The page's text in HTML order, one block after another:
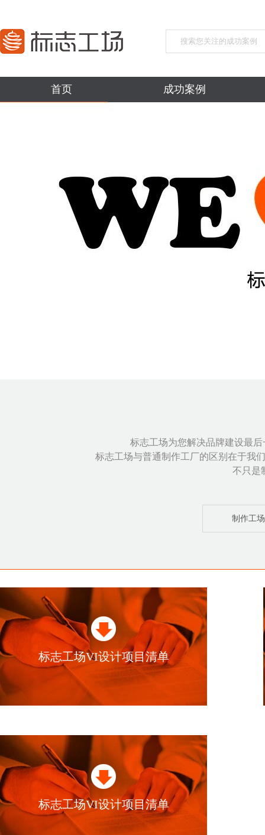
首页 成功案例
标志工场为您解决品牌建设最
标志工场与普通制作工厂的区别在于我
不只是
制作工场
标志工场VI设计项目清单
标志工场VI设计项目清单